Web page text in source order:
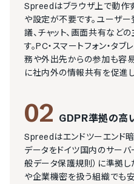
Spreedはブラウザ上で動作
や設定が不要です。ユーザ
議、チャット、画面共有など
す。PC・スマートフォン・タ
務や外出先からの参加も容
に社内外の情報共有を促進し
02 GDPR準拠の高
Spreedはエンドツーエンド
データをドイツ国内のサーバ
般データ保護規則）に準拠し
や企業機密を扱う組織でも